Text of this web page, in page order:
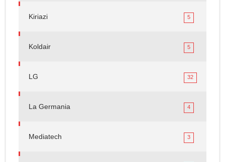
Kiriazi 5
Koldair 5
LG 32
La Germania 4
Mediatech 3